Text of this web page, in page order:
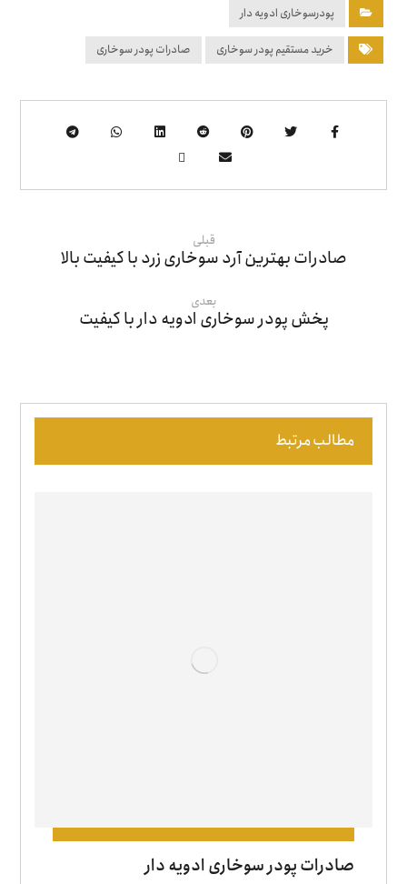
پودرسوخاری ادویه دار
خرید مستقیم پودر سوخاری صادرات پودر سوخاری
قبلی
صادرات بهترین آرد سوخاری زرد با کیفیت بالا
بعدی
پخش پودر سوخاری ادویه دار با کیفیت
مطالب مرتبط
صادرات پودر سوخاری ادویه دار